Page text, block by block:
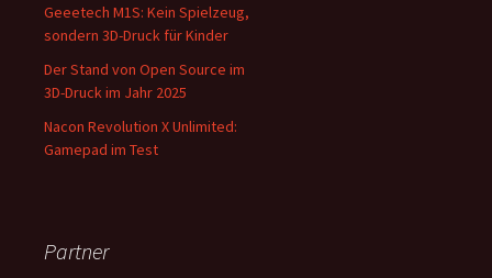
Geeetech M1S: Kein Spielzeug,
sondern 3D-Druck für Kinder
Der Stand von Open Source im
3D-Druck im Jahr 2025
Nacon Revolution X Unlimited:
Gamepad im Test
Partner